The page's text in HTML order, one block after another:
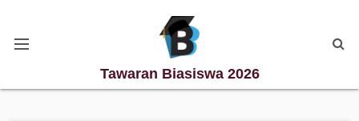
Tawaran Biasiswa 2026